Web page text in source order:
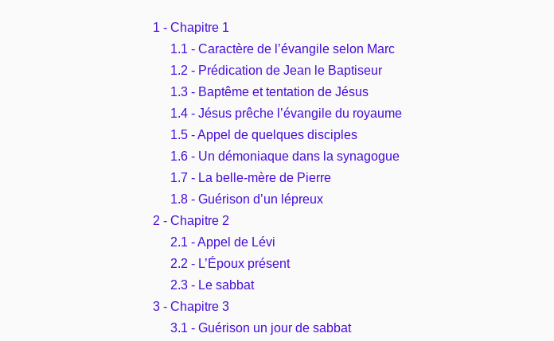
1 - Chapitre 1
1.1 - Caractère de l’évangile selon Marc
1.2 - Prédication de Jean le Baptiseur
1.3 - Baptême et tentation de Jésus
1.4 - Jésus prêche l’évangile du royaume
1.5 - Appel de quelques disciples
1.6 - Un démoniaque dans la synagogue
1.7 - La belle-mère de Pierre
1.8 - Guérison d’un lépreux
2 - Chapitre 2
2.1 - Appel de Lévi
2.2 - L’Époux présent
2.3 - Le sabbat
3 - Chapitre 3
3.1 - Guérison un jour de sabbat